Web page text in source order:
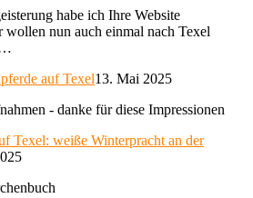
habe ich Ihre Website
wollen nun auch einmal nach Texel
auf Texel13. Mai 2025
- danke für diese Impressionen
Texel: weiße Winterpracht an der